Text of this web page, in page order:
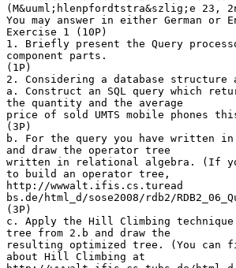
(M&uuml;hlenpfordtstra&szlig;e 23,
You may answer in either German or
Exercise 1 (10P)
1. Briefly present the Query
component parts.
(1P)
2. Considering a database structure
a. Construct an SQL query which
the quantity and the average
price of sold UMTS mobile phones
(3P)
b. For the query you have written
and draw the operator tree
written in relational algebra. (If you
to build an operator tree,
http://wwwalt.ifis.cs.turead
bs.de/html_d/sose2008/rdb2/
(3P)
c. Apply the Hill Climbing
tree from 2.b and draw the
resulting optimized tree. (You can
about Hill Climbing at